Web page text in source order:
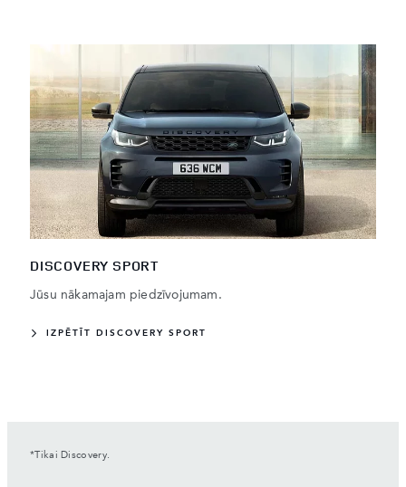
DISCOVERY SPORT
Jūsu nākamajam piedzīvojumam.
IZPĒTĪT DISCOVERY SPORT
*Tikai Discovery.